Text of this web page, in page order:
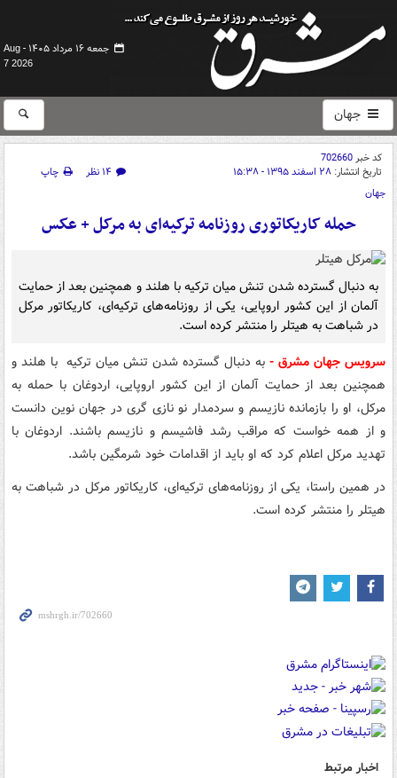
جمعه ۱۶ مرداد ۱۴۰۵ -
Aug
7 2026
جهان
کد خبر702660
تاریخ انتشار: ۲۸ اسفند ۱۳۹۵ - ۱۵:۳۸ ۱۴ نظر
چاپ
جهان
حمله کاریکاتوری روزنامه ترکیه‌ای به مرکل + عکس
به دنبال گسترده شدن تنش میان ترکیه با هلند و همچنین بعد از حمایت
آلمان از این کشور اروپایی، یکی از روزنامه‌های ترکیه‌ای، کاریکاتور مرکل
در شباهت به هیتلر را منتشر کرده است.
سرویس جهان مشرق - به دنبال گسترده شدن تنش میان ترکیه با هلند و
همچنین بعد از حمایت آلمان از این کشور اروپایی،اردوغان با حمله به
مرکل، او را بازمانده نازیسم و سردمدار نو نازی گری در جهان نوین دانست
و از همه خواست که مراقب رشد فاشیسم و نازیسم باشند. اردوغان با
تهدید مرکل اعلام کرد که او باید از اقدامات خود شرمگین باشد.
در همین راستا، یکی از روزنامه‌های ترکیه‌ای، کاریکاتور مرکل در شباهت به
هیتلر را منتشر کرده است.
اخبار مرتبط